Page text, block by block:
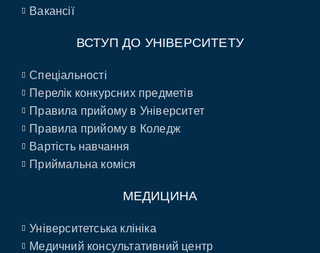
Вакансії
ВСТУП ДО УНІВЕРСИТЕТУ
Спеціальності
Перелік конкурсних предметів
Правила прийому в Університет
Правила прийому в Коледж
Вартість навчання
Приймальна коміся
МЕДИЦИНА
Університетська клініка
Медичний консультативний центр